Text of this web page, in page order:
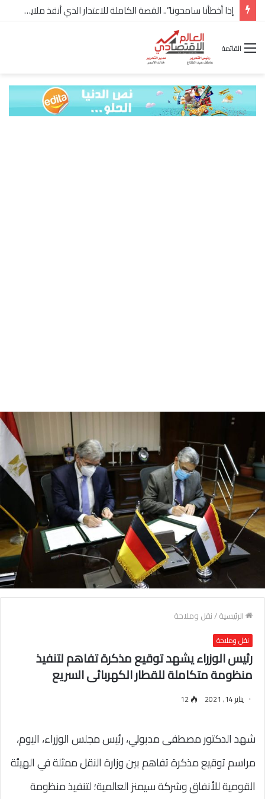
شركة “Scope Developments” تعلن تولي أحمد كمال عيسى منصب الرئيس التنفيذي للقطاع التجاري
القائمة
الرئيسية/نقل وملاحة
نقل وملاحة
رئيس الوزراء يشهد توقيع مذكرة تفاهم لتنفيذ
منظومة متكاملة للقطار الكهربائى السريع
يناير 14, 2021 12
شهد الدكتور مصطفى مدبولي، رئيس مجلس الوزراء، اليوم،
مراسم توقيع مذكرة تفاهم بين وزارة النقل ممثلة في الهيئة
القومية للأنفاق وشركة سيمنز العالمية؛ لتنفيذ منظومة